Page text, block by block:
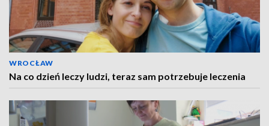
WROCŁAW
Na co dzień leczy ludzi, teraz sam potrzebuje leczenia